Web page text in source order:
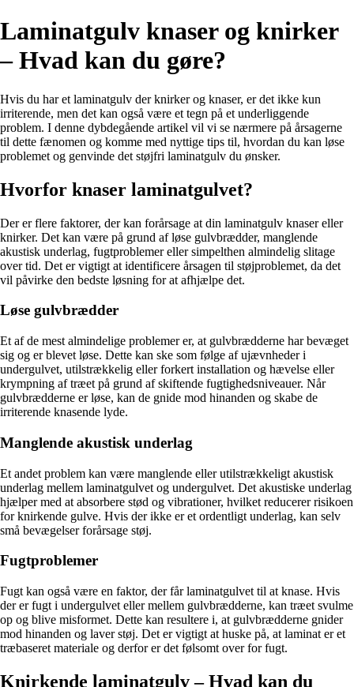
Laminatgulv knaser og knirker
– Hvad kan du gøre?
Hvis du har et laminatgulv der knirker og knaser, er det ikke kun
irriterende, men det kan også være et tegn på et underliggende
problem. I denne dybdegående artikel vil vi se nærmere på årsagerne
til dette fænomen og komme med nyttige tips til, hvordan du kan løse
problemet og genvinde det støjfri laminatgulv du ønsker.
Hvorfor knaser laminatgulvet?
Der er flere faktorer, der kan forårsage at din laminatgulv knaser eller
knirker. Det kan være på grund af løse gulvbrædder, manglende
akustisk underlag, fugtproblemer eller simpelthen almindelig slitage
over tid. Det er vigtigt at identificere årsagen til støjproblemet, da det
vil påvirke den bedste løsning for at afhjælpe det.
Løse gulvbrædder
Et af de mest almindelige problemer er, at gulvbrædderne har bevæget
sig og er blevet løse. Dette kan ske som følge af ujævnheder i
undergulvet, utilstrækkelig eller forkert installation og hævelse eller
krympning af træet på grund af skiftende fugtighedsniveauer. Når
gulvbrædderne er løse, kan de gnide mod hinanden og skabe de
irriterende knasende lyde.
Manglende akustisk underlag
Et andet problem kan være manglende eller utilstrækkeligt akustisk
underlag mellem laminatgulvet og undergulvet. Det akustiske underlag
hjælper med at absorbere stød og vibrationer, hvilket reducerer risikoen
for knirkende gulve. Hvis der ikke er et ordentligt underlag, kan selv
små bevægelser forårsage støj.
Fugtproblemer
Fugt kan også være en faktor, der får laminatgulvet til at knase. Hvis
der er fugt i undergulvet eller mellem gulvbrædderne, kan træet svulme
op og blive misformet. Dette kan resultere i, at gulvbrædderne gnider
mod hinanden og laver støj. Det er vigtigt at huske på, at laminat er et
træbaseret materiale og derfor er det følsomt over for fugt.
Knirkende laminatgulv – Hvad kan du